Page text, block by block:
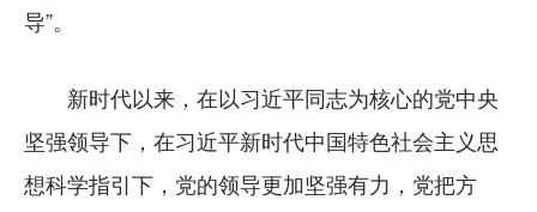
导”。
新时代以来，在以习近平同志为核心的党中央
坚强领导下，在习近平新时代中国特色社会主义思
想科学指引下，党的领导更加坚强有力，党把方